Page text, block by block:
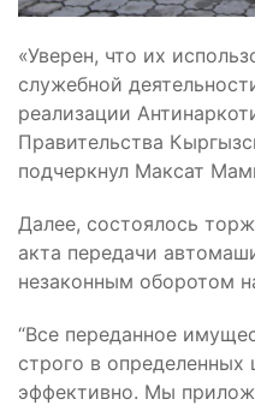
«Уверен, что их
служебной
реализации
Правительства
подчеркнул Максат
Далее, состоялось
акта передачи
незаконным оборотом
“Все переданное
строго в определенных
эффективно. Мы